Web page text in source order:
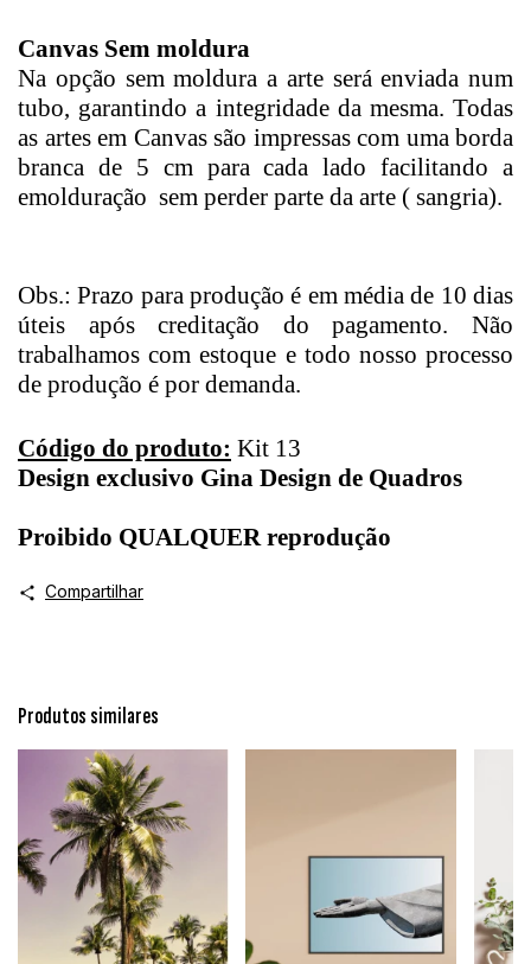
Canvas Sem moldura
Na opção sem moldura a arte será enviada num
tubo, garantindo a integridade da mesma. Todas
as artes em Canvas são impressas com uma borda
branca de 5 cm para cada lado facilitando a
emolduração sem perder parte da arte ( sangria).
Obs.: Prazo para produção é em média de 10 dias
úteis após creditação do pagamento. Não
trabalhamos com estoque e todo nosso processo
de produção é por demanda.
Código do produto: Kit 13
Design exclusivo Gina Design de Quadros
Proibido QUALQUER reprodução
Compartilhar
Produtos similares